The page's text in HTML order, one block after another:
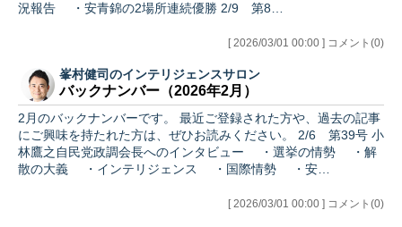
況報告 ・安青錦の2場所連続優勝 2/9 第8…
[ 2026/03/01 00:00 ] コメント(0)
峯村健司のインテリジェンスサロン
バックナンバー（2026年2月）
2月のバックナンバーです。 最近ご登録された方や、過去の記事
にご興味を持たれた方は、ぜひお読みください。 2/6 第39号 小
林鷹之自民党政調会長へのインタビュー ・選挙の情勢 ・解
散の大義 ・インテリジェンス ・国際情勢 ・安…
[ 2026/03/01 00:00 ] コメント(0)